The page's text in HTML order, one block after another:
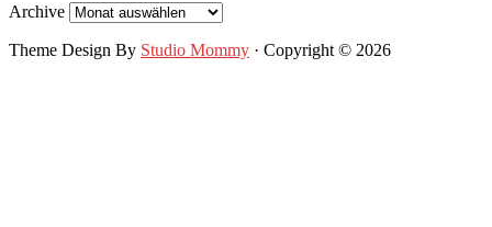
Archive
Theme Design By Studio Mommy · Copyright © 2026